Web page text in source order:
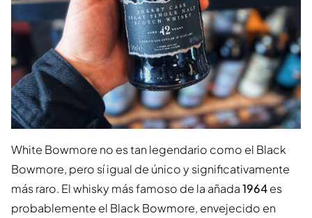
White Bowmore no es tan legendario como el Black
Bowmore, pero sí igual de único y significativamente
más raro. El whisky más famoso de la añada1964es
probablemente el Black Bowmore, envejecido en